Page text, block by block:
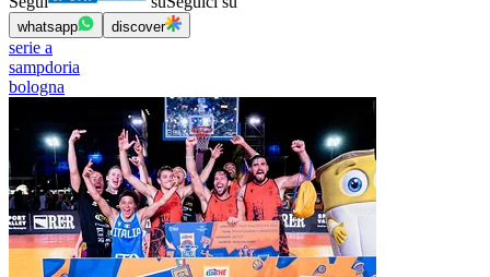
whatsapp discover
serie a
sampdoria
bologna